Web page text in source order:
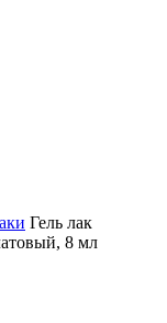
Гель лак
8 мл